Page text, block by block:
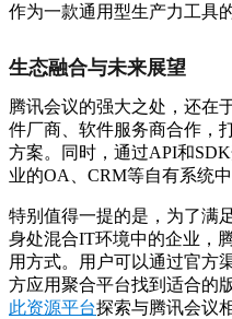
作为一款通用型生产力工具
生态融合与未来展望
腾讯会议的强大之处，还在
件厂商、软件服务商合作，
方案。同时，通过API和
业的OA、CRM等自有系统
特别值得一提的是，为了满
身处混合IT环境中的企业，
用方式。用户可以通过官方
方应用聚合平台找到适合的
此资源平台探索与腾讯会议